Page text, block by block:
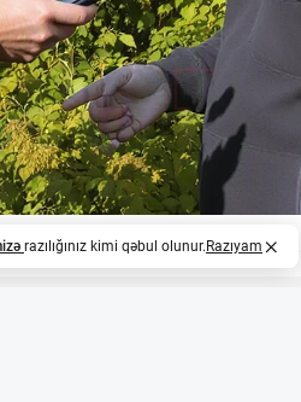
razılığınız kimi qəbul olunur. Razıyam